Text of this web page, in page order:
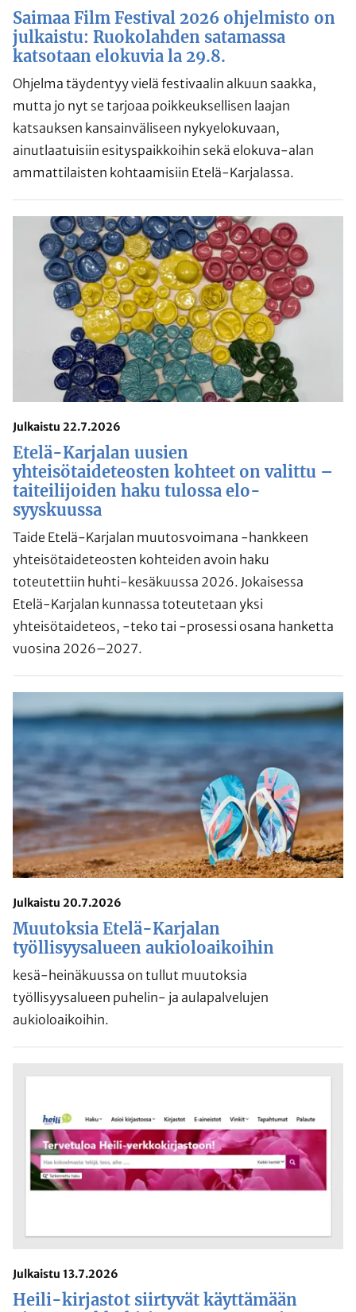
Saimaa Film Festival 2026 ohjelmisto on
julkaistu: Ruokolahden satamassa
katsotaan elokuvia la 29.8.
Ohjelma täydentyy vielä festivaalin alkuun saakka,
mutta jo nyt se tarjoaa poikkeuksellisen laajan
katsauksen kansainväliseen nykyelokuvaan,
ainutlaatuisiin esityspaikkoihin sekä elokuva-alan
ammattilaisten kohtaamisiin Etelä-Karjalassa.
Julkaistu 22.7.2026
Etelä-Karjalan uusien
yhteisötaideteosten kohteet on valittu –
taiteilijoiden haku tulossa elo-
syyskuussa
Taide Etelä-Karjalan muutosvoimana -hankkeen
yhteisötaideteosten kohteiden avoin haku
toteutettiin huhti-kesäkuussa 2026. Jokaisessa
Etelä-Karjalan kunnassa toteutetaan yksi
yhteisötaideteos, -teko tai -prosessi osana hanketta
vuosina 2026–2027.
Julkaistu 20.7.2026
Muutoksia Etelä-Karjalan
työllisyysalueen aukioloaikoihin
kesä-heinäkuussa on tullut muutoksia
työllisyysalueen puhelin- ja aulapalvelujen
aukioloaikoihin.
Julkaistu 13.7.2026
Heili-kirjastot siirtyvät käyttämään